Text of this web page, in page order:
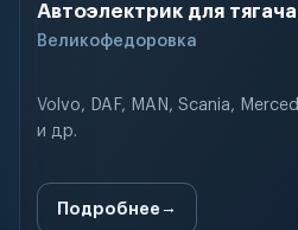
Автоэлектрик для тягача
Великофедоровка
Volvo, DAF, MAN, Scania,
и др.
Подробнее